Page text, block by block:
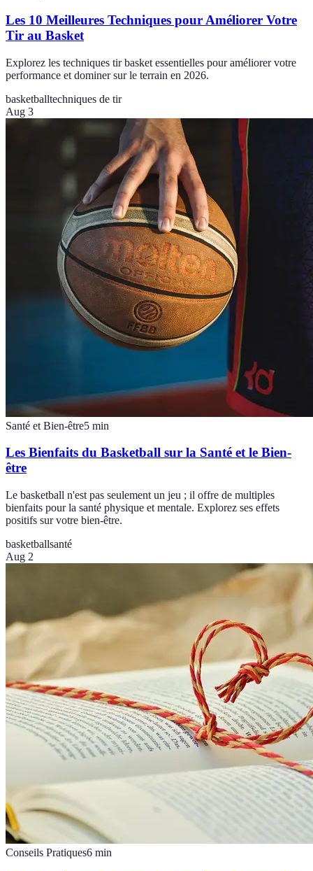
Les 10 Meilleures Techniques pour Améliorer Votre
Tir au Basket
Explorez les techniques tir basket essentielles pour améliorer votre
performance et dominer sur le terrain en 2026.
basketballtechniques de tir
Aug 3
Santé et Bien-être5 min
Les Bienfaits du Basketball sur la Santé et le Bien-
être
Le basketball n'est pas seulement un jeu ; il offre de multiples
bienfaits pour la santé physique et mentale. Explorez ses effets
positifs sur votre bien-être.
basketballsanté
Aug 2
Conseils Pratiques6 min